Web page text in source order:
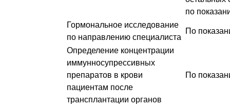
по
Гормональное исследование
по направлению специалиста
По
Определение концентрации
иммунносупрессивных
препаратов в крови
пациентам после
трансплантации органов
По